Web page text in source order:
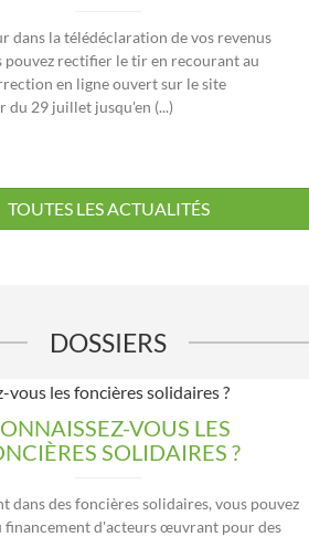
dans la télédéclaration de vos revenus
pouvez rectifier le tir en recourant au
en ligne ouvert sur le site
du 29 juillet jusqu'en (...)
TOUTES LES ACTUALITÉS
DOSSIERS
VOUS LES
SOLIDAIRES ?
dans des foncières solidaires, vous pouvez
d'acteurs œuvrant pour des